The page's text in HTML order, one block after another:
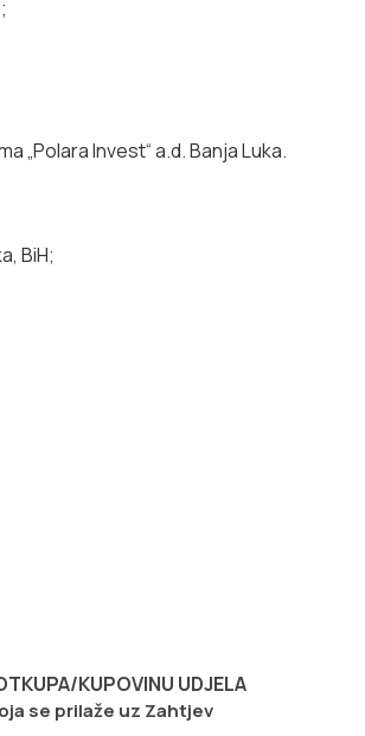
„Polara Invest“ a.d. Banja Luka.
BiH;
KUPOVINU UDJELA
se prilaže uz Zahtjev